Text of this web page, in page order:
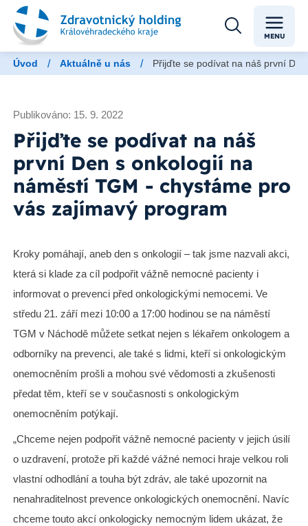
MENU
Úvod / Aktuálně u nás / Přijďte se podívat na náš první
Publikováno: 15. 9. 2022
Přijďte se podívat na náš
první Den s onkologií na
náměstí TGM - chystáme pro
vás zajímavý program
Kroky pomáhají, aneb den s onkologií – tak jsme nazvali akci,
která si klade za cíl podpořit vážně nemocné pacienty i
informovat o prevenci před onkologickými nemocemi. Ve
středu 21. září mezi 10:00 a 17:00 hodinou se na náměstí
TGM v Náchodě můžete setkat nejen s lékařem onkologem a
odborníky na prevenci, ale také s lidmi, kteří si onkologickým
onemocněním prošli a mohou své vědomosti a zkušenosti
předat těm, kteří se v současnosti s onkologickým
onemocněním potýkají.
„Chceme nejen podpořit vážně nemocné pacienty v jejich úsilí
o uzdravení, protože při každé vážné nemoci hraje velkou roli
vlastní odhodlání a touha být zdráv, ale také upozornit na
nenahraditelnost prevence onkologických onemocnění. Navíc
chceme touto akcí onkologicky nemocným lidem ukázat, že